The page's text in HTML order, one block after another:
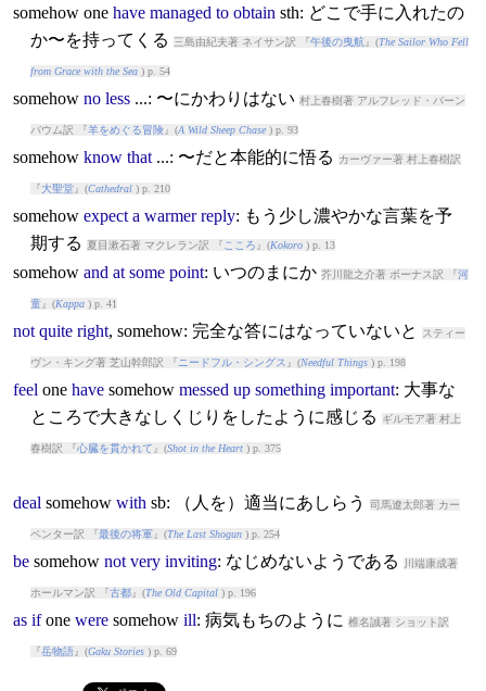
somehowone have managed to obtainsth: どこで手に入れたの
か〜を持ってくる
三島由紀夫著 ネイサン訳 『午後の曳航』(The Sailor Who Fell
from Grace with the Sea) p. 54
somehow no less...: 〜にかわりはない 村上春樹著 アルフレッド・バーン
バウム訳 『羊をめぐる冒険』(A Wild Sheep Chase) p. 93
somehow know that...: 〜だと本能的に悟る カーヴァー著 村上春樹訳
『 大聖堂』(Cathedral) p. 210
somehow expect a warmer reply: もう少し濃やかな言葉を予
期する 夏目漱石著 マクレラン訳 『 こころ 』(Kokoro) p. 13
somehow and at some point: いつのまにか 芥川龍之介著 ボーナス訳 『河
童』(Kappa) p. 41
not quite right, somehow: 完全な答にはなっていないと スティー
ヴン・キング著 芝山幹郎訳 『 ニードフル・シングス 』(Needful Things) p. 198
feelone have somehow messed up something important: 大事な
ところで大きなしくじりをしたように感じる
ギルモア著 村上
春樹訳 『心臓を貫かれて 』(Shot in the Heart) p. 375
deal somehow withsb: （人を）適当にあしらう 司馬遼太郎著 カー
ペンター訳 『最後の将軍』(The Last Shogun) p. 254
be somehow not very inviting: なじめないようである 川端康成著
ホールマン訳 『古都』(The Old Capital) p. 196
as ifone were somehow ill: 病気もちのように 椎名誠著 ショット訳
『岳物語』(Gaku Stories) p. 69